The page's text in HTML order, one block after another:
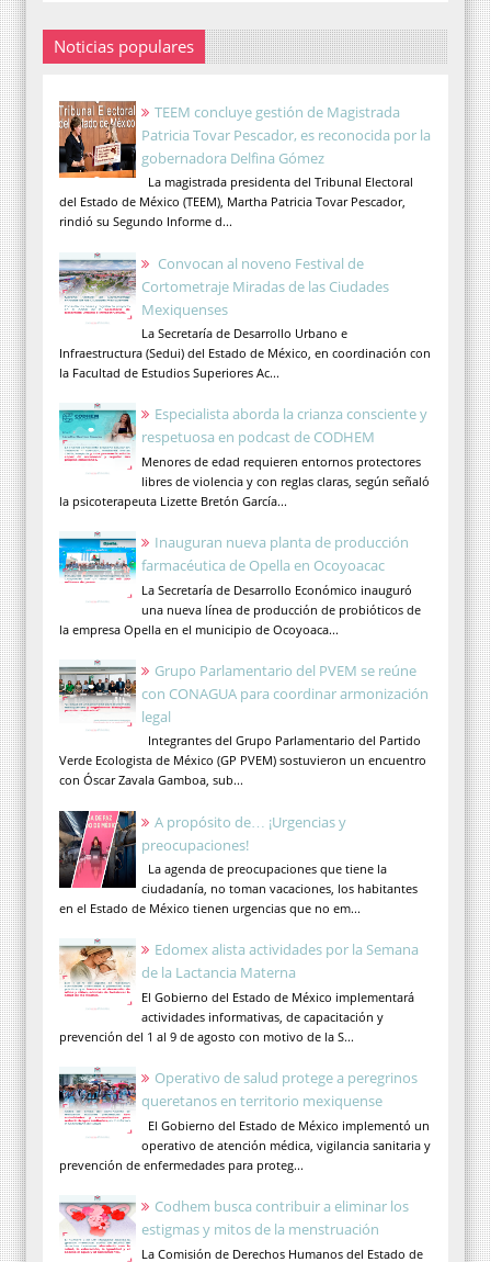
Noticias populares
TEEM concluye gestión de Magistrada
Patricia Tovar Pescador, es reconocida por la
gobernadora Delfina Gómez
La magistrada presidenta del Tribunal Electoral
del Estado de México (TEEM), Martha Patricia Tovar Pescador,
rindió su Segundo Informe d...
Convocan al noveno Festival de
Cortometraje Miradas de las Ciudades
Mexiquenses
La Secretaría de Desarrollo Urbano e
Infraestructura (Sedui) del Estado de México, en coordinación con
la Facultad de Estudios Superiores Ac...
Especialista aborda la crianza consciente y
respetuosa en podcast de CODHEM
Menores de edad requieren entornos protectores
libres de violencia y con reglas claras, según señaló
la psicoterapeuta Lizette Bretón García...
Inauguran nueva planta de producción
farmacéutica de Opella en Ocoyoacac
La Secretaría de Desarrollo Económico inauguró
una nueva línea de producción de probióticos de
la empresa Opella en el municipio de Ocoyoaca...
Grupo Parlamentario del PVEM se reúne
con CONAGUA para coordinar armonización
legal
Integrantes del Grupo Parlamentario del Partido
Verde Ecologista de México (GP PVEM) sostuvieron un encuentro
con Óscar Zavala Gamboa, sub...
A propósito de… ¡Urgencias y
preocupaciones!
La agenda de preocupaciones que tiene la
ciudadanía, no toman vacaciones, los habitantes
en el Estado de México tienen urgencias que no em...
Edomex alista actividades por la Semana
de la Lactancia Materna
El Gobierno del Estado de México implementará
actividades informativas, de capacitación y
prevención del 1 al 9 de agosto con motivo de la S...
Operativo de salud protege a peregrinos
queretanos en territorio mexiquense
El Gobierno del Estado de México implementó un
operativo de atención médica, vigilancia sanitaria y
prevención de enfermedades para proteg...
Codhem busca contribuir a eliminar los
estigmas y mitos de la menstruación
La Comisión de Derechos Humanos del Estado de